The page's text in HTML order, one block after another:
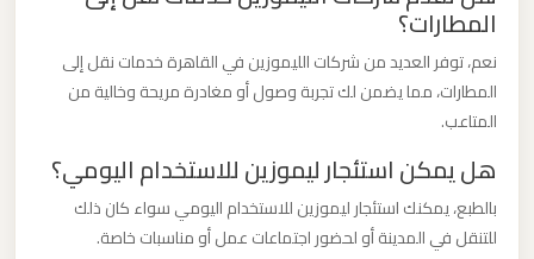
المطارات؟
نعم، توفر العديد من شركات الليموزين في القاهرة خدمات نقل إلى
المطارات، مما يضمن لك تجربة وصول أو مغادرة مريحة وخالية من
المتاعب.
هل يمكن استئجار ليموزين للاستخدام اليومي؟
بالطبع، يمكنك استئجار ليموزين للاستخدام اليومي سواء كان ذلك
للتنقل في المدينة أو لحضور اجتماعات عمل أو مناسبات خاصة.
ليموزين
مطار
القاهرة
الدولي
ليموزين
مطار